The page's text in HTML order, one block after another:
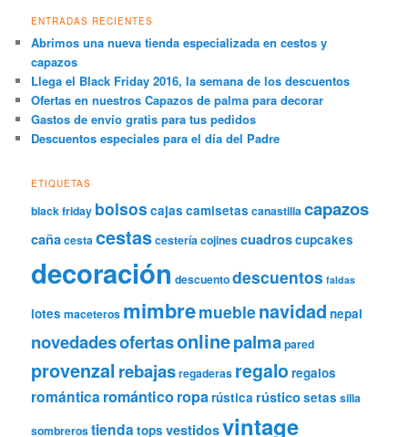
ENTRADAS RECIENTES
Abrimos una nueva tienda especializada en cestos y
capazos
Llega el Black Friday 2016, la semana de los descuentos
Ofertas en nuestros Capazos de palma para decorar
Gastos de envío gratis para tus pedidos
Descuentos especiales para el día del Padre
ETIQUETAS
black friday bolsos cajas camisetas canastillacapazos
cañacestacestascesteríacojinescuadroscupcakes
decoración descuentodescuentos faldas
lotes maceteros mimbremueblenavidad nepal
novedadesofertasonlinepalmapared
provenzalrebajasregaderas regalo regalos
romántica románticoroparústica rústicosetas silla
sombrerostienda tops vestidosvintage